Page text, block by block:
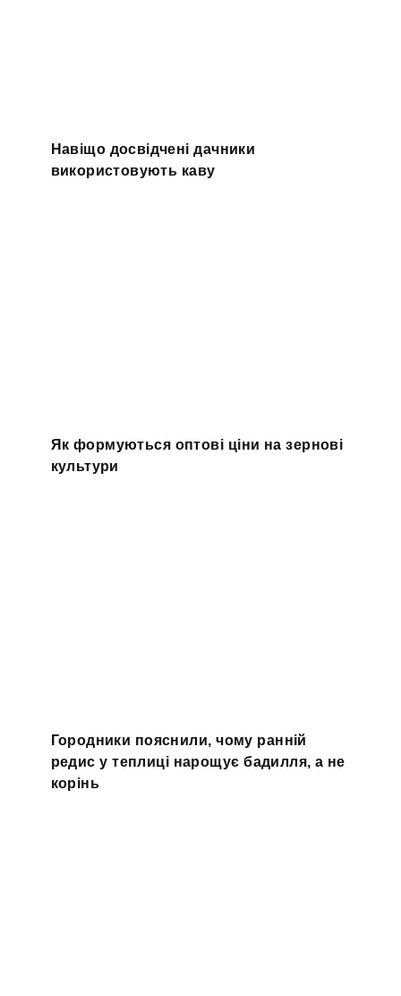
Навіщо досвідчені дачники
використовують каву
Як формуються оптові ціни на зернові
культури
Городники пояснили, чому ранній
редис у теплиці нарощує бадилля, а не
корінь